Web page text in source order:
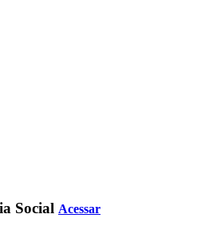
Social Acessar